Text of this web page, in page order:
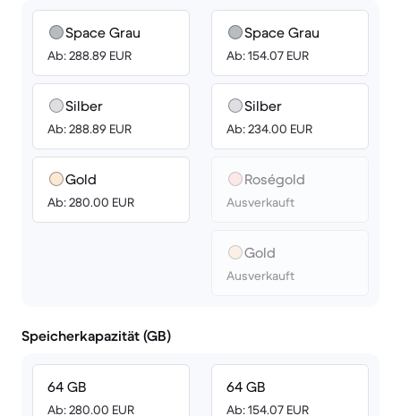
Space Grau
Ab: 288.89 EUR
Silber
Ab: 288.89 EUR
Gold
Ab: 280.00 EUR
Space Grau
Ab: 154.07 EUR
Silber
Ab: 234.00 EUR
Roségold
Ausverkauft
Gold
Ausverkauft
Speicherkapazität (GB)
64 GB
Ab: 280.00 EUR
64 GB
Ab: 154.07 EUR